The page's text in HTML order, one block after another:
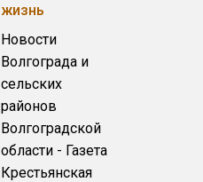
жизнь
Новости
Волгограда и
сельских
районов
Волгоградской
области - Газета
Крестьянская